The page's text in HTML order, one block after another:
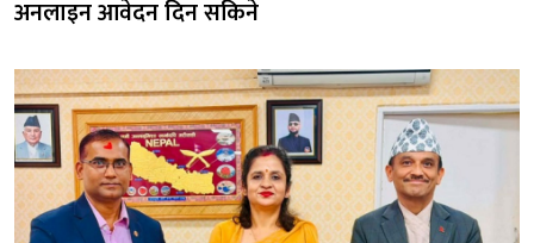
अनलाइन आवेदन दिन सकिने